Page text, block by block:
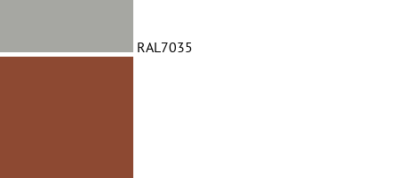
RAL7035